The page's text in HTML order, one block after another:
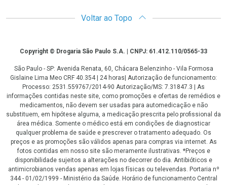
Voltar ao Topo
CopyrightCopyright © Drogaria São Paulo S.A. | CNPJ: 61.412.110/0565-33
São Paulo - SP: Avenida Renata, 60, Chácara Belenzinho - Vila Formosa
Gislaine Lima Meo CRF 40.354 | 24 horas| Autorização de funcionamento:
Processo: 2531.559767/2014-90 Autorização/MS: 7.31847.3 | As
informações contidas neste site, como promoções e ofertas de remédios e
medicamentos, não devem ser usadas para automedicação e não
substituem, em hipótese alguma, a medicação prescrita pelo profissional da
área médica. Somente o médico está em condições de diagnosticar
qualquer problema de saúde e prescrever o tratamento adequado. Os
preços e as promoções são válidos apenas para compras via internet. As
fotos contidas em nosso site são meramente ilustrativas. *Preços e
disponibilidade sujeitos a alterações no decorrer do dia. Antibióticos e
antimicrobianos vendas apenas em lojas físicas ou televendas. Portaria nº
344 - 01/02/1999 - Ministério da Saúde. Horário de funcionamento Central